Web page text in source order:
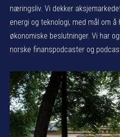
næringsliv. Vi dekker
energi og teknologi, med mål om
økonomiske beslutninger. Vi har
norske finanspodcaster og